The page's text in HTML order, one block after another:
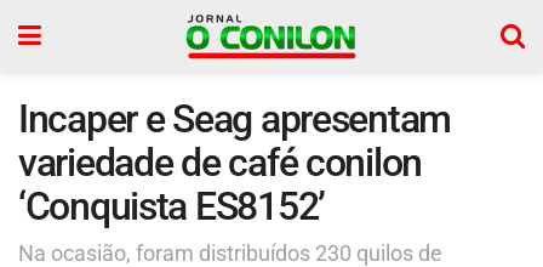
Incaper e Seag apresentam
variedade de café conilon
‘Conquista ES8152’
Na ocasião, foram distribuídos 230 quilos de